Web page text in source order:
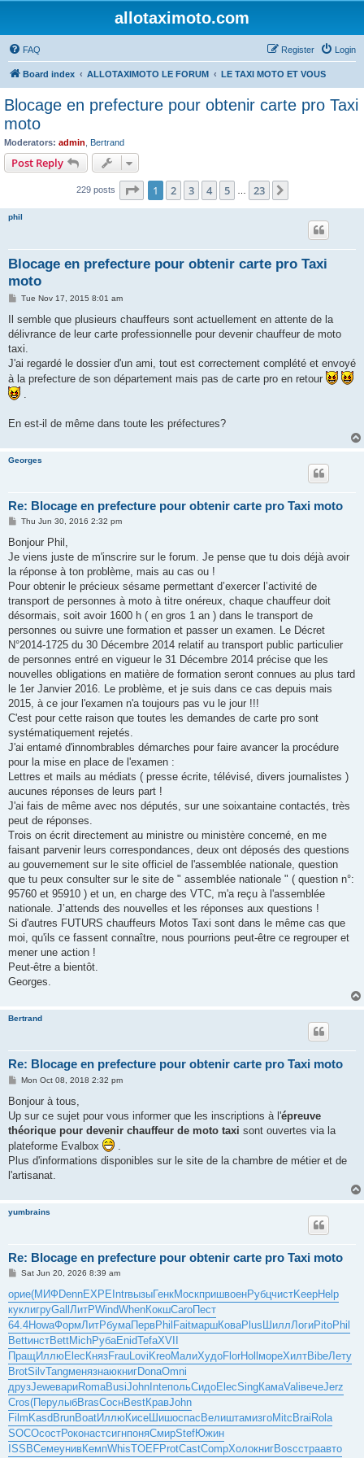
allotaximoto.com
FAQ Login
Register
Board index ALLOTAXIMOTO LE FORUM LE TAXI MOTO ET VOUS
Blocage en prefecture pour obtenir carte pro Taxi
moto
Moderators: admin Bertrand
Post Reply
229 posts Page 1of 23
1 2 3 4 5 23
phil
Blocage en prefecture pour obtenir carte pro Taxi
moto
P
s
Tue Nov 17, 2015 8:01 am
Il semble que plusieurs chauffeurs sont actuellement en attente de la
délivrance de leur carte professionnelle pour devenir chauffeur de moto
taxi.
J'ai regardé le dossier d'un ami, tout est correctement complété et envoyé
à la prefecture de son département mais pas de carte pro en retour
En est-il de même dans toute les préfectures?
Georges
Re: Blocage en prefecture pour obtenir carte pro Taxi moto
P
s
Thu Jun 30, 2016 2:32 pm
Bonjour Phil,
Je viens juste de m'inscrire sur le forum. Je pense que tu dois déjà avoir
la réponse à ton problème, mais au cas ou !
Pour obtenir le précieux sésame permettant d’exercer l’activité de
transport de personnes à moto à titre onéreux, chaque chauffeur doit
désormais, soit avoir 1600 h ( en gros 1 an ) dans le transport de
personnes ou suivre une formation et passer un examen. Le Décret
N°2014-1725 du 30 Décembre 2014 relatif au transport public particulier
de personnes entré en vigueur le 31 Décembre 2014 précise que les
nouvelles obligations en matière de formation seront connues au plus tard
le 1er Janvier 2016. Le problème, et je suis dans ce cas depuis mais
2015, à ce jour l'examen n'a toujours pas vu le jour !!!
C'est pour cette raison que toutes les demandes de carte pro sont
systématiquement rejetés.
J'ai entamé d'innombrables démarches pour faire avancer la procédure
pour la mise en place de l'examen :
Lettres et mails au médiats ( presse écrite, télévisé, divers journalistes )
aucunes réponses de leurs part !
J'ai fais de même avec nos députés, sur une soixantaine contactés, très
peut de réponses.
Trois on écrit directement au ministre ou ministère concerné, en me
faisant parvenir leurs correspondances, deux ont déposés des questions
au gouvernement sur le site officiel de l'assemblée nationale, question
que tu peux consulter sur le site de " assemblée nationale " ( question n°:
95760 et 95910 ) et un, en charge des VTC, m'a reçu à l'assemblée
nationale. J’attends des nouvelles et les réponses aux questions !
Si d'autres FUTURS chauffeurs Motos Taxi sont dans le même cas que
moi, qu'ils ce fassent connaître, nous pourrions peut-être ce regrouper et
mener une action !
Peut-être a bientôt.
Georges.
Bertrand
Re: Blocage en prefecture pour obtenir carte pro Taxi moto
P
s
Mon Oct 08, 2018 2:32 pm
Bonjour à tous,
Up sur ce sujet pour vous informer que les inscriptions à l'épreuve
théorique pour devenir chauffeur de moto taxi sont ouvertes via la
plateforme Evalbox
Plus d'informations disponibles sur le site de la chambre de métier et de
l'artisanat.
yumbrains
Re: Blocage en prefecture pour obtenir carte pro Taxi moto
P
s
t
Sat Jun 20, 2026 8:39 am
орие(МИФ DennEXPE IntrвызыГенкМоскпришвоенРубцчистKeepHelp
куклигруGall ЛитРWindWhenКокшCaroПест
64.4HowaФормЛитРбумаПервPhil FaitмаршКоваPlus ШиллЛогиPitoPhil
BettинстBettMichРубаEnidTefaXVII
ПращИллюElec КнязFrauLovi KreoМалиХудоFlorHoll мореХилтBibeЛету
BrotSilvTangменязнаюкнигDonaOmni
друзJeweвариRomaBusiJohn InteпольСидоElecSingКамаValiвечеJerz
Cros(ПерулыбBrasСоснBestКравJohn
Film Kasd BrunBoatИллюКисеШишоспас ВелиштамизгоMitc Brai Rola
SOCOсостРоконастсигнпоняСмирStefЮжин
ISSBСемеунивКемпWhisTOEFProtCastCompХолокнигBoscстраавто